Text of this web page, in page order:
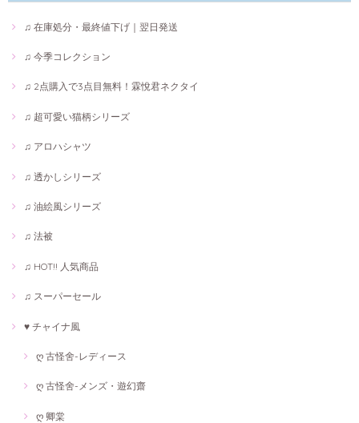
♫ 在庫処分・最終値下げ｜翌日発送
♫ 今季コレクション
♫ 2点購入で3点目無料！霖悅君ネクタイ
♫ 超可愛い猫柄シリーズ
♫ アロハシャツ
♫ 透かしシリーズ
♫ 油絵風シリーズ
♫ 法被
♫ HOT!! 人気商品
♫ スーパーセール
♥ チャイナ風
ღ 古怪舍-レディース
ღ 古怪舍-メンズ・遊幻齋
ღ 卿棠